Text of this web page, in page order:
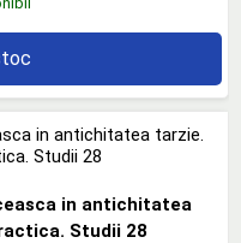
in antichitatea
Studii 28